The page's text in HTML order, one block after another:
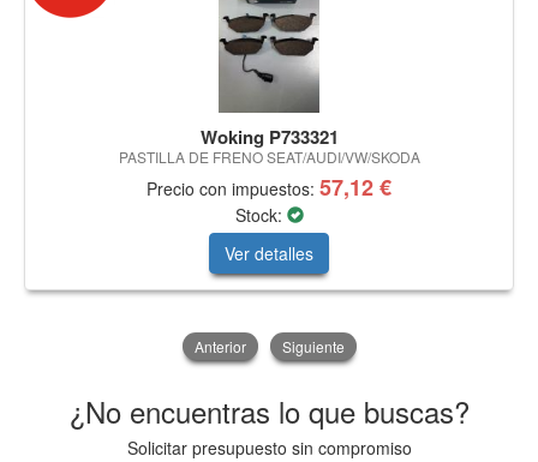
Woking P733321
PASTILLA DE FRENO SEAT/AUDI/VW/SKODA
Precio con impuestos: 57,12 €
Stock:
Ver detalles
Anterior Siguiente
¿No encuentras lo que buscas?
Solicitar presupuesto sin compromiso